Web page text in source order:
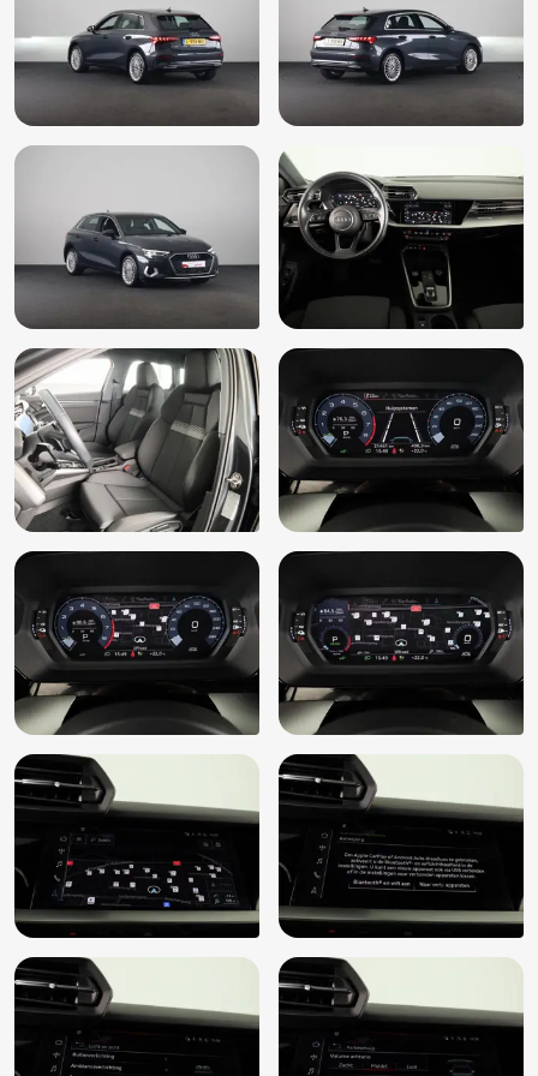
Middenarmsteun voor A4 (6E3)
Multimedia-voorbereiding
Oplaadmogelijkheid
Passagiersairbag uitschakelbaar (4UF)
Passagiersstoel in hoogte verstelbaar
Regensensor
Ruitensproeiers verwarmbaar
Sportstuur
Start/stop systeem
Stuurbekrachtiging
Stuurwiel multifunctioneel
Uitwijkassistent (4G1)
Voorruit warmtewerend (4GF)
Zij airbag(s) voor
S-dakspoiler in carrosseriekleur (5J1)